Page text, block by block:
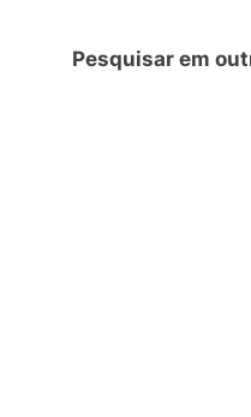
Pesquisar em